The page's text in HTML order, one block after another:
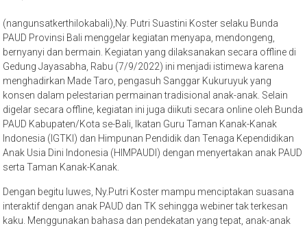
(nangunsatkerthilokabali),Ny. Putri Suastini Koster selaku Bunda
PAUD Provinsi Bali menggelar kegiatan menyapa, mendongeng,
bernyanyi dan bermain. Kegiatan yang dilaksanakan secara offline di
Gedung Jayasabha, Rabu (7/9/2022) ini menjadi istimewa karena
menghadirkan Made Taro, pengasuh Sanggar Kukuruyuk yang
konsen dalam pelestarian permainan tradisional anak-anak. Selain
digelar secara offline, kegiatan ini juga diikuti secara online oleh Bunda
PAUD Kabupaten/Kota se-Bali, Ikatan Guru Taman Kanak-Kanak
Indonesia (IGTKI) dan Himpunan Pendidik dan Tenaga Kependidikan
Anak Usia Dini Indonesia (HIMPAUDI) dengan menyertakan anak PAUD
serta Taman Kanak-Kanak.
Dengan begitu luwes, Ny.Putri Koster mampu menciptakan suasana
interaktif dengan anak PAUD dan TK sehingga webiner tak terkesan
kaku. Menggunakan bahasa dan pendekatan yang tepat, anak-anak